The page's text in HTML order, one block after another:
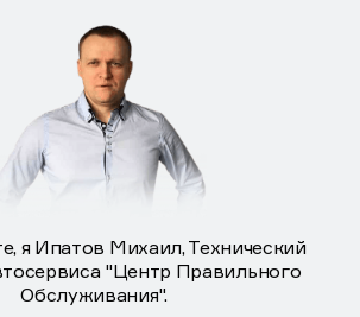
я Ипатов Михаил, Технический
"Центр Правильного
Обслуживания".